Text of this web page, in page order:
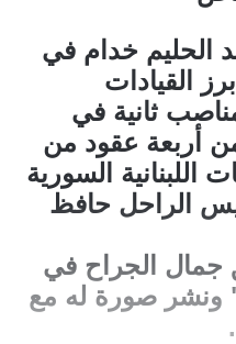
الحليم خدام في
أبرز القيادات
ثانية في
أربعة عقود من
اللبنانية السورية
الراحل حافظ
جمال الجراح في
" ونشر صورة له مع